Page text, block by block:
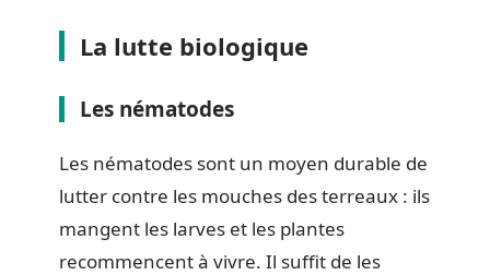
La lutte biologique
Les nématodes
Les nématodes sont un moyen durable de
lutter contre les mouches des terreaux : ils
mangent les larves et les plantes
recommencent à vivre. Il suffit de les